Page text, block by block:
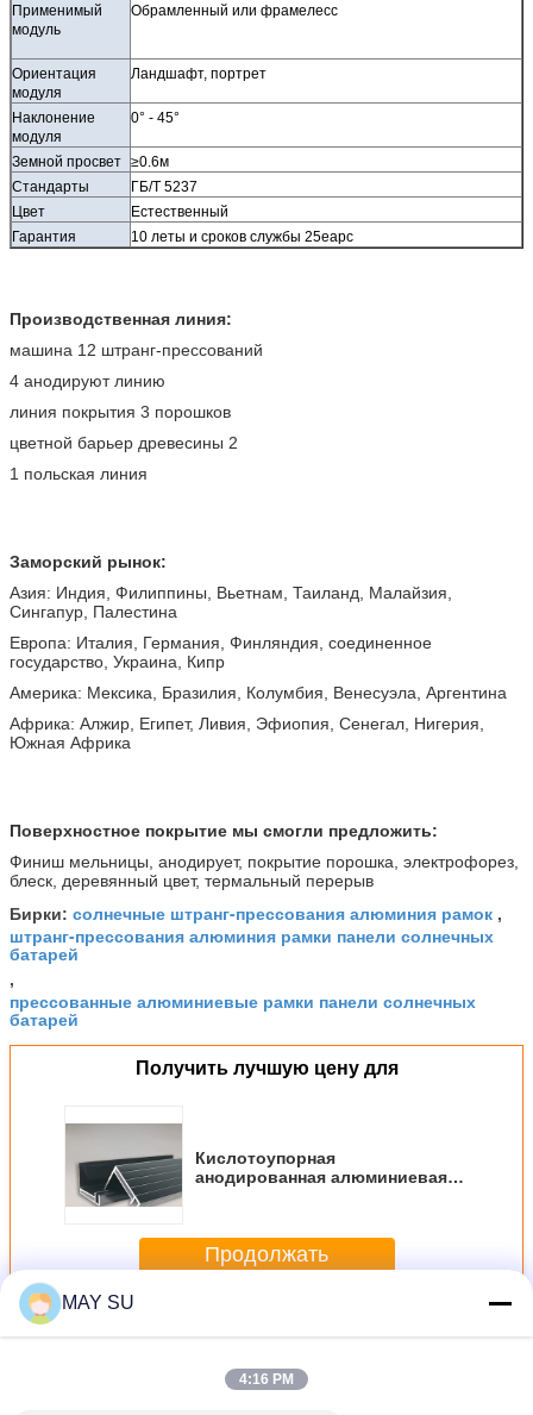
Применимый
модуль
Обрамленный или фрамелесс
Ориентация
модуля
Ландшафт, портрет
Наклонение
модуля
0° - 45°
Земной просвет ≥0.6м
Стандарты
ГБ/Т 5237
Цвет
Естественный
Гарантия
10 леты и сроков службы 25еарс
Производственная линия:
машина 12 штранг-прессований
4 анодируют линию
линия покрытия 3 порошков
цветной барьер древесины 2
1 польская линия
Заморский рынок:
Азия: Индия, Филиппины, Вьетнам, Таиланд, Малайзия,
Сингапур, Палестина
Европа: Италия, Германия, Финляндия, соединенное
государство, Украина, Кипр
Америка: Мексика, Бразилия, Колумбия, Венесуэла, Аргентина
Африка: Алжир, Египет, Ливия, Эфиопия, Сенегал, Нигерия,
Южная Африка
Поверхностное покрытие мы смогли предложить:
Финиш мельницы, анодирует, покрытие порошка, электрофорез,
блеск, деревянный цвет, термальный перерыв
Бирки: солнечные штранг-прессования алюминия рамок ,
штранг-прессования алюминия рамки панели солнечных
батарей
,
прессованные алюминиевые рамки панели солнечных
батарей
Получить лучшую цену для
Кислотоупорная
анодированная алюминиевая
Продолжать
Больше
MAY SU
4:16 PM